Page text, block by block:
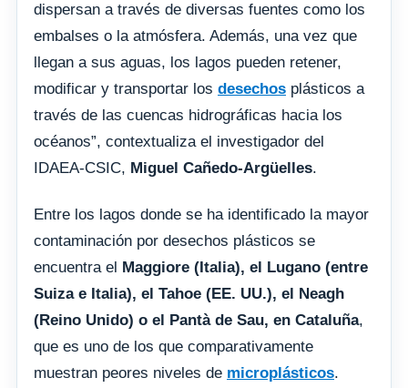
dispersan a través de diversas fuentes como los
embalses o la atmósfera. Además, una vez que
llegan a sus aguas, los lagos pueden retener,
modificar y transportar los desechos plásticos a
través de las cuencas hidrográficas hacia los
océanos”, contextualiza el investigador del
IDAEA-CSIC, Miguel Cañedo-Argüelles.
Entre los lagos donde se ha identificado la mayor
contaminación por desechos plásticos se
encuentra el Maggiore (Italia), el Lugano (entre
Suiza e Italia), el Tahoe (EE. UU.), el Neagh
(Reino Unido) o el Pantà de Sau, en Cataluña,
que es uno de los que comparativamente
muestran peores niveles de microplásticos.